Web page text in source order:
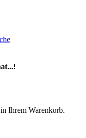
Ihrem Warenkorb.